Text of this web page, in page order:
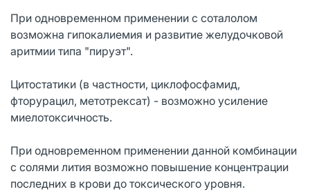
При одновременном применении с соталолом
возможна гипокалиемия и развитие желудочковой
аритмии типа "пируэт".
Цитостатики (в частности, циклофосфамид,
фторурацил, метотрексат) - возможно усиление
миелотоксичность.
При одновременном применении данной комбинации
с солями лития возможно повышение концентрации
последних в крови до токсического уровня.